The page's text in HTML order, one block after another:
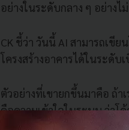
อย่างในระดับกลาง ๆ อย่าง
CK ชี้ว่า วันนี้ AI สามารถเขี
โครงสร้างอาคารได้ในระดั
ตัวอย่างที่เขายกขึ้นมาคือ ถ้า
คือความเข้าใจในระบบ ว่า